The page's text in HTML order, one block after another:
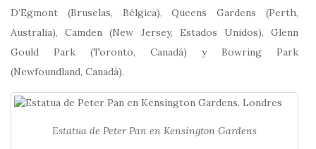
D’Egmont (Bruselas, Bélgica), Queens Gardens (Perth,
Australia), Camden (New Jersey, Estados Unidos), Glenn
Gould Park (Toronto, Canadá) y Bowring Park
(Newfoundland, Canadá).
Estatua de Peter Pan en Kensington Gardens